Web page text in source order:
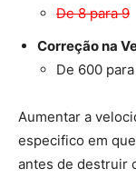
De 8 para 9
Correção na
De 600
Aumentar a
especifico em
antes de destruir